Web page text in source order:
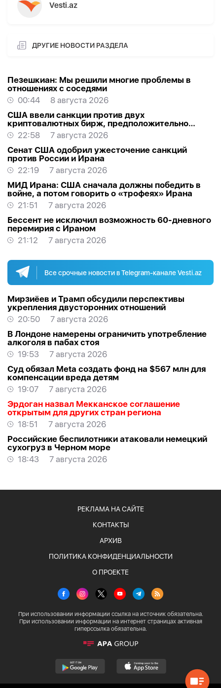
Vesti.az
ДРУГИЕ НОВОСТИ РАЗДЕЛА
Пезешкиан: Мы решили многие проблемы в
отношениях с соседями
00:44
8 августа 2026
США ввели санкции против двух
криптовалютных бирж, предположительно
оказывавших финансовую помощь Ирану
22:58
7 августа 2026
Сенат США одобрил ужесточение санкций
против России и Ирана
22:19
7 августа 2026
МИД Ирана: США сначала должны победить в
войне, а потом говорить о «трофеях» Ирана
21:51
7 августа 2026
Бессент не исключил возможность 60-дневного
перемирия с Ираном
21:12
7 августа 2026
Все срочные новости в Telegram-канале Vesti.az
Мирзиёев и Трамп обсудили перспективы
укрепления двусторонних отношений
20:50
7 августа 2026
В Лондоне намерены ограничить употребление
алкоголя в пабах стоя
19:53
7 августа 2026
Суд обязал Meta создать фонд на $567 млн для
компенсации вреда детям
19:07
7 августа 2026
Эрдоган назвал Мекканское соглашение
открытым для других стран региона
18:51
7 августа 2026
Российские беспилотники атаковали немецкий
сухогруз в Черном море
18:43
7 августа 2026
РЕКЛАМА НА САЙТЕ
КОНТАКТЫ
АРХИВ
ПОЛИТИКА КОНФИДЕНЦИАЛЬНОСТИ
О ПРОЕКТЕ
При использовании информации ссылка на источник обязательна.
При использовании информации на интернет страницах активная
гиперссылка обязательна.